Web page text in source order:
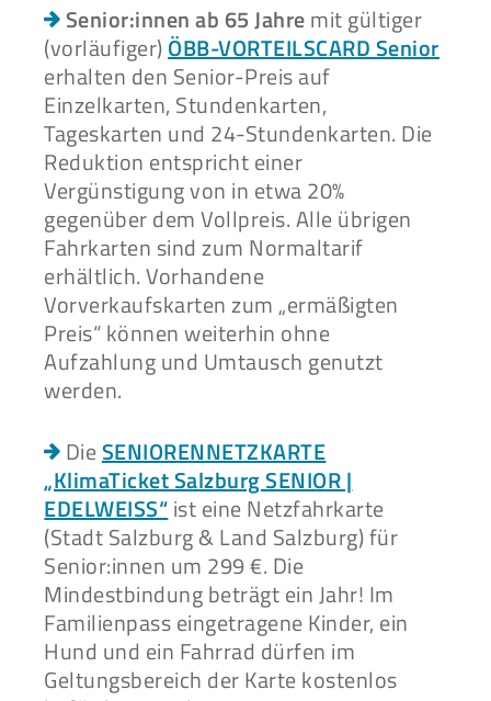
Senior:innen ab 65 Jahremit gültiger
(vorläufiger)ÖBB-VORTEILSCARD Senior
erhalten den Senior-Preis auf
Einzelkarten, Stundenkarten,
Tageskarten und 24-Stundenkarten. Die
Reduktion entspricht einer
Vergünstigung von in etwa 20%
gegenüber dem Vollpreis. Alle übrigen
Fahrkarten sind zum Normaltarif
erhältlich. Vorhandene
Vorverkaufskarten zum „ermäßigten
Preis“ können weiterhin ohne
Aufzahlung und Umtausch genutzt
werden.
DieSENIORENNETZKARTE
„KlimaTicket Salzburg SENIOR |
EDELWEISS“ist eine Netzfahrkarte
(Stadt Salzburg & Land Salzburg) für
Senior:innen um 299 €. Die
Mindestbindung beträgt ein Jahr! Im
Familienpass eingetragene Kinder, ein
Hund und ein Fahrrad dürfen im
Geltungsbereich der Karte kostenlos